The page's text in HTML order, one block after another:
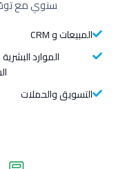
سنوي مع
المبيعات و CRM
الموارد
التسويق والحملات